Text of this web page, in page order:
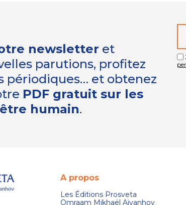
newsletter et
parutions, profitez
périodiques… et obtenez
PDF gratuit sur les
humain.
A propos
Les Éditions Prosveta
Omraam Mikhaël Aivanhov